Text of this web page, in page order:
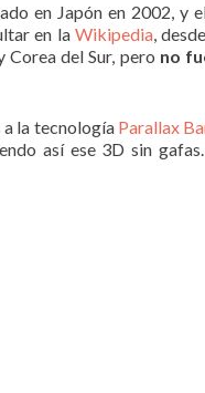
en Japón en 2002, y
en la Wikipedia,
del Sur, pero no
a la tecnología Parallax
así ese 3D sin